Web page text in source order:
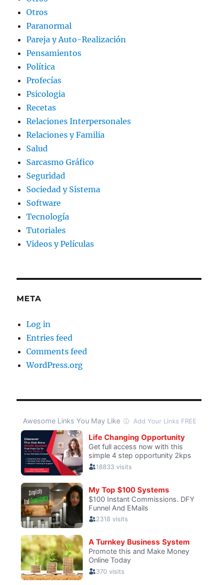
Otros
Paranormal
Pareja y Auto-Realización
Pensamientos
Política
Profecías
Psicologia
Recetas
Relaciones Interpersonales
Relaciones y Familia
Salud
Sarcasmo Gráfico
Seguridad
Sociedad y Sistema
Software
Tecnología
Tutoriales
Videos y Películas
META
Log in
Entries feed
Comments feed
WordPress.org